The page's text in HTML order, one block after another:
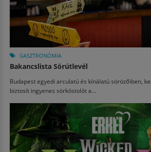
GASZTRONÓMIA
Bakancslista Sörútlevél
Budapest egyedi arculatú és kínálatú sörözőiben,
biztosít ingyenes sörkóstolót a...